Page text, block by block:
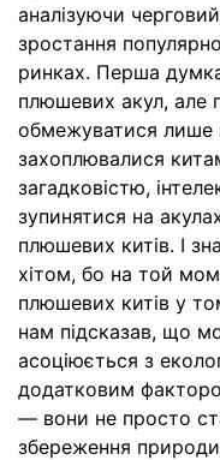
аналізуючи
зростання
ринках. Перша
плюшевих акул, але
обмежуватися
захоплювалися
загадковістю,
зупинятися на
плюшевих китів. І
хітом, бо на той
плюшевих китів у
нам підсказав, що
асоціюється з
додатковим
— вони не просто
збереження